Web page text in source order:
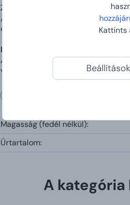
Kattints
Beállítások
Zárható, szivárgásmentes fedél
A praktikus záródásnak
csöpög, és ott tartja az italt, ahol
Dupla fal a tökéletes
A dupla szigetelőfal hosszabb
vagy felmelegedett limonádé –
Magasság (fedél nélkül):
Űrtartalom:
A